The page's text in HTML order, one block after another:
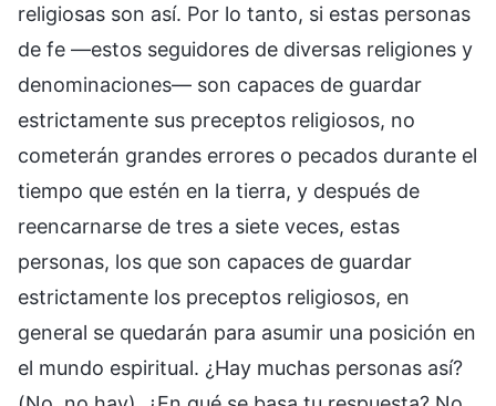
religiosas son así. Por lo tanto, si estas personas
de fe —estos seguidores de diversas religiones y
denominaciones— son capaces de guardar
estrictamente sus preceptos religiosos, no
cometerán grandes errores o pecados durante el
tiempo que estén en la tierra, y después de
reencarnarse de tres a siete veces, estas
personas, los que son capaces de guardar
estrictamente los preceptos religiosos, en
general se quedarán para asumir una posición en
el mundo espiritual. ¿Hay muchas personas así?